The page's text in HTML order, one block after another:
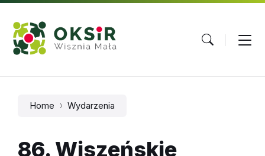
Skip
content
Skip
main
navigation
Skip
footer
Home Wydarzenia
86. Wiszeńskie